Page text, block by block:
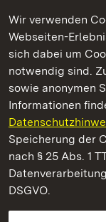
Wir verwenden
Webseiten-
sich dabei um
notwendig sind.
sowie anonymen
Informationen
Speicherung der
nach § 25 Abs. 1
DSGVO.
Kommen.
Staatliche Schlösser
Staatliche
Kontakt
Gebärdensprache